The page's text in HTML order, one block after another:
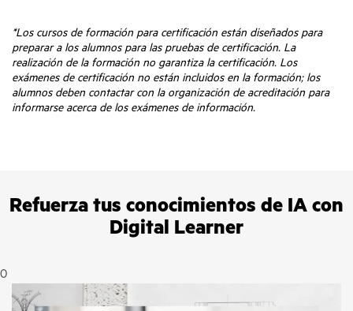
*Los cursos de formación para certificación están diseñados para
preparar a los alumnos para las pruebas de certificación. La
realización de la formación no garantiza la certificación. Los
exámenes de certificación no están incluidos en la formación; los
alumnos deben contactar con la organización de acreditación para
informarse acerca de los exámenes de información.
Refuerza tus conocimientos de IA con
Digital Learner
0